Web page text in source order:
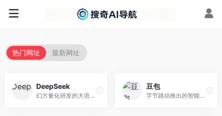
热门网址 最新网址
DeepSeek
幻方量化研发的大语言模型平台，专注于深度推理和代码生成能力。面向开发者、研究人员和技术爱好者，提供强大的逻辑推理和数学计算功能，开源生态完善，API接口友好。
豆包
字节跳动推出的智能对话助手平台，提供文本创作、知识问答、英语学习等多种AI服务。面向普通用户和内容创作者，支持多轮对话和文件解析，免费使用，响应速度快，中文理解能力强。